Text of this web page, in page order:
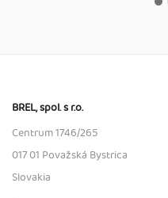
BREL, spol. s r.o.
Centrum 1746/265
017 01 Považská Bystrica
Slovakia